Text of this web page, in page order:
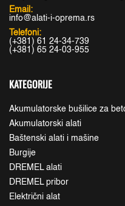
Email:
info@alati-i-oprema.rs
Telefoni:
(+381) 61 24-34-739
(+381) 65 24-03-955
KATEGORIJE
Akumulatorske bušilice za
Akumulatorski alati
Baštenski alati i mašine
Burgije
DREMEL alati
DREMEL pribor
Električni alat